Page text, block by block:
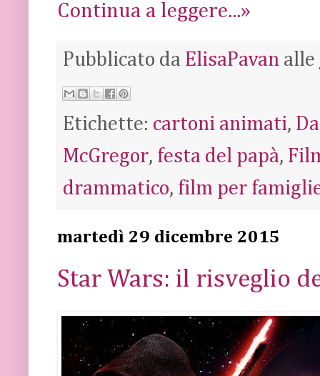
Continua a leggere...»
Pubblicato da ElisaPavan alle
Etichette: cartoni animati,
McGregor, festa del papà,
drammatico, film per
martedì 29 dicembre 2015
Star Wars: il risveglio